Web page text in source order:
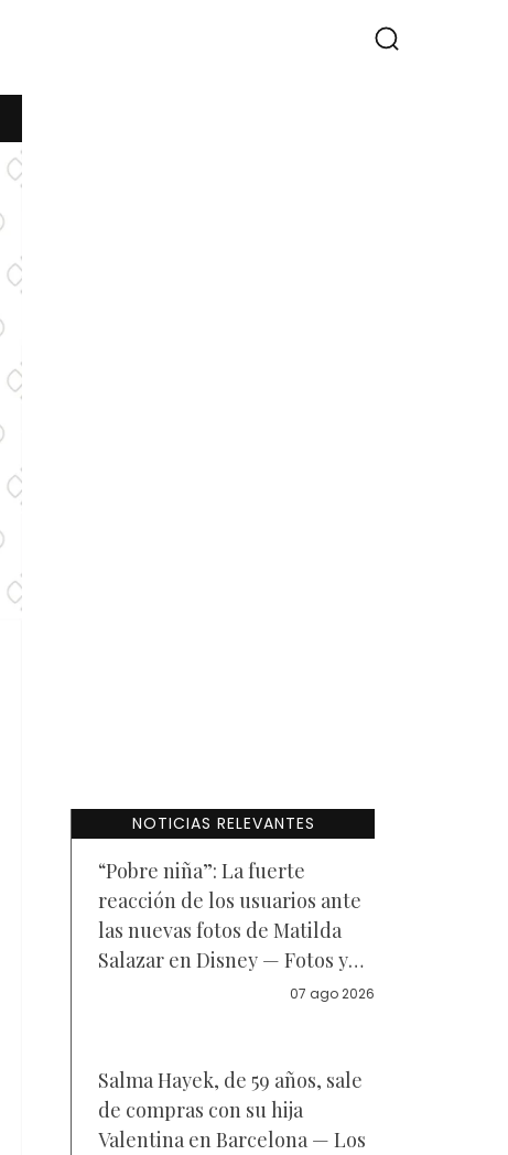
NOTICIAS RELEVANTES
“Pobre niña”: La fuerte
reacción de los usuarios ante
las nuevas fotos de Matilda
Salazar en Disney — Fotos y
07 ago 2026
Salma Hayek, de 59 años, sale
de compras con su hija
Valentina en Barcelona — Los